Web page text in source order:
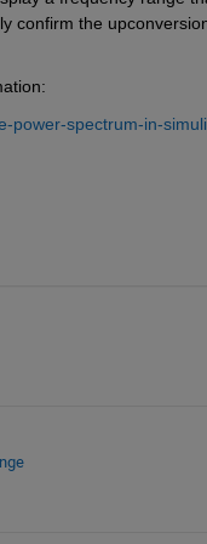
confirm the
power-spectrum-in-